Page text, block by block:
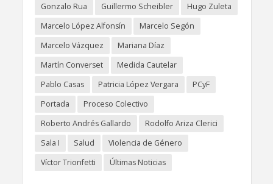
Gonzalo Rua
Guillermo Scheibler
Hugo Zuleta
Marcelo López Alfonsín
Marcelo Segón
Marcelo Vázquez
Mariana Díaz
Martín Converset
Medida Cautelar
Pablo Casas
Patricia López Vergara
PCyF
Portada
Proceso Colectivo
Roberto Andrés Gallardo
Rodolfo Ariza Clerici
Sala I
Salud
Violencia de Género
Víctor Trionfetti
Últimas Noticias